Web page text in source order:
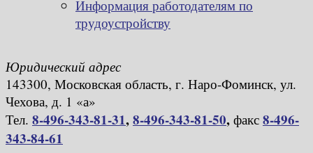
Информация работодателям по
трудоустройству
Юридический адрес
143300, Московская область, г. Наро-Фоминск, ул.
Чехова, д. 1 «а»
Тел. 8-496-343-81-31,8-496-343-81-50, факс 8-496-
343-84-61